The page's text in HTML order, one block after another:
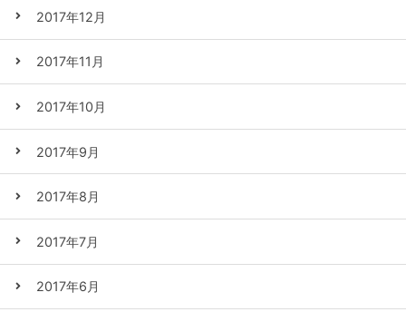
2017年12月
2017年11月
2017年10月
2017年9月
2017年8月
2017年7月
2017年6月